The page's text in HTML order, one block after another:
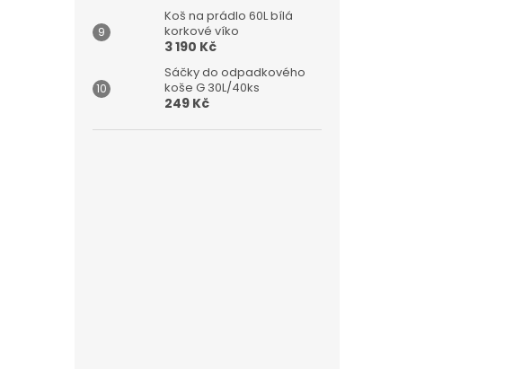
Koš na prádlo 60L bílá
korkové víko
3 190 Kč
Sáčky do odpadkového
koše G 30L/40ks
249 Kč